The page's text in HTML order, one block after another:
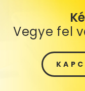
Vegye fel